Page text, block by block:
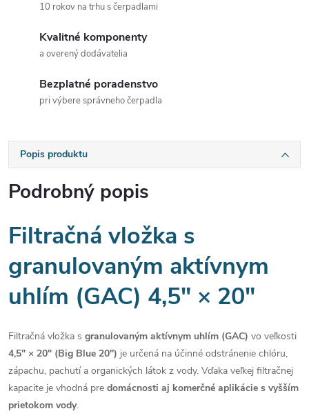
10 rokov na trhu s čerpadlami
Kvalitné komponenty
a overený dodávatelia
Bezplatné poradenstvo
pri výbere správneho čerpadla
Popis produktu
Podrobný popis
Filtračná vložka s
granulovaným aktívnym
uhlím (GAC) 4,5″ × 20″
Filtračná vložka s granulovaným aktívnym uhlím (GAC) vo veľkosti
4,5″ × 20″ (Big Blue 20") je určená na účinné odstránenie chlóru,
zápachu, pachutí a organických látok z vody. Vďaka veľkej filtračnej
kapacite je vhodná pre domácnosti aj komerčné aplikácie s vyšším
prietokom vody.